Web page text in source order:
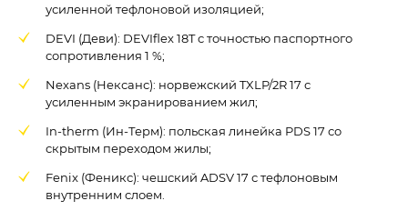
усиленной тефлоновой изоляцией;
DEVI (Деви): DEVIflex 18T с точностью паспортного
сопротивления 1 %;
Nexans (Нексанс): норвежский TXLP/2R 17 с
усиленным экранированием жил;
In-therm (Ин-Терм): польская линейка PDS 17 со
скрытым переходом жилы;
Fenix (Феникс): чешский ADSV 17 с тефлоновым
внутренним слоем.